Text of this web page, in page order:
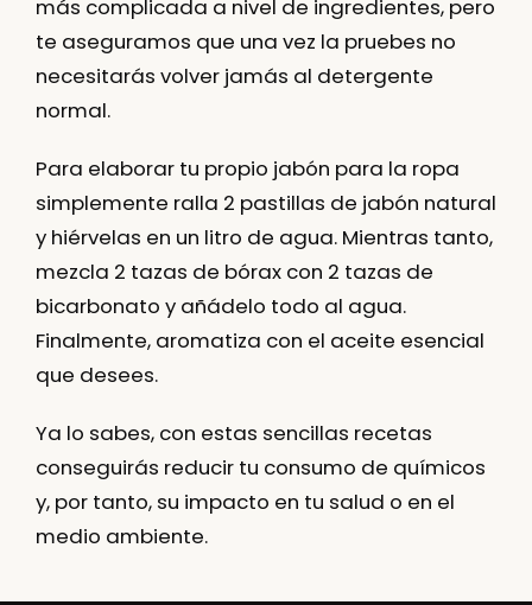
más complicada a nivel de ingredientes, pero
te aseguramos que una vez la pruebes no
necesitarás volver jamás al detergente
normal.
Para elaborar tu propio jabón para la ropa
simplemente ralla 2 pastillas de jabón natural
y hiérvelas en un litro de agua. Mientras tanto,
mezcla 2 tazas de bórax con 2 tazas de
bicarbonato y añádelo todo al agua.
Finalmente, aromatiza con el aceite esencial
que desees.
Ya lo sabes, con estas sencillas recetas
conseguirás reducir tu consumo de químicos
y, por tanto, su impacto en tu salud o en el
medio ambiente.